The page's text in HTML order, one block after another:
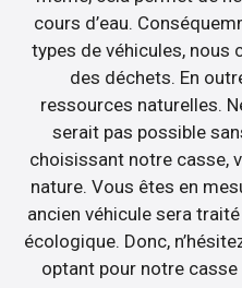
cours d’eau.
types de véhicules, nous
des déchets. En
ressources naturelles.
serait pas possible
choisissant notre casse,
nature. Vous êtes en
ancien véhicule sera
écologique. Donc,
optant pour notre